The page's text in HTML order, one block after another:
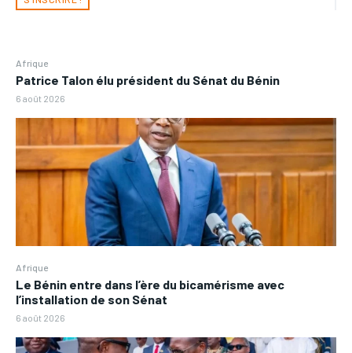
Afrique
Patrice Talon élu président du Sénat du Bénin
6 août 2026
Afrique
Le Bénin entre dans l’ère du bicamérisme avec
l’installation de son Sénat
6 août 2026